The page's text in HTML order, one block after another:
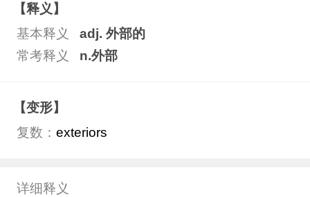
【释义】
基本释义
adj. 外部的
常考释义
n.外部
【变形】
复数： exteriors
详细释义